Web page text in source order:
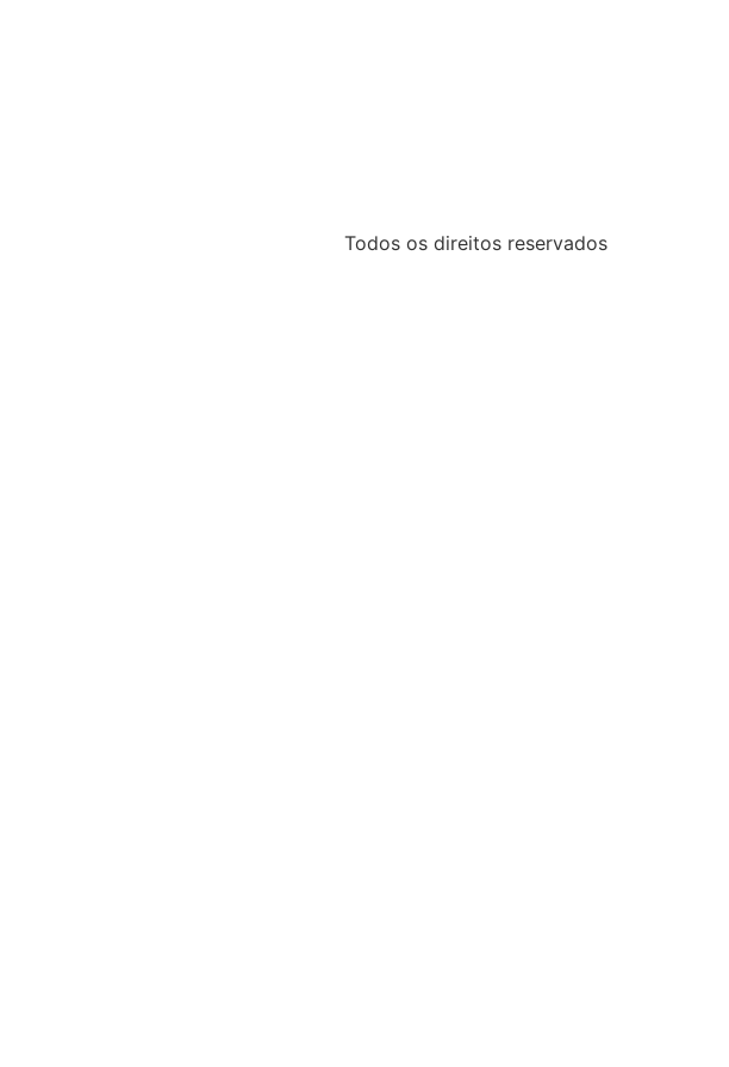
Todos os direitos reservados